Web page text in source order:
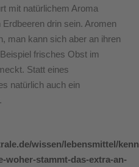
mit natürlichem Aroma
drin sein. Aromen
man kann sich aber an ihren
frisches Obst im
Statt eines
natürlich auch ein
wissen/lebensmittel/
woher-stammt-das-extra-an-